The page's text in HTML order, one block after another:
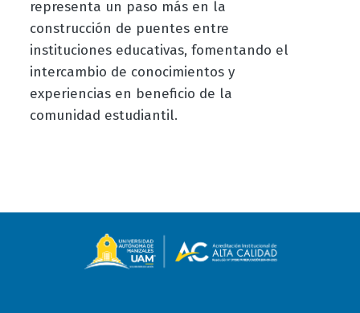
representa un paso más en la
construcción de puentes entre
instituciones educativas, fomentando el
intercambio de conocimientos y
experiencias en beneficio de la
comunidad estudiantil.